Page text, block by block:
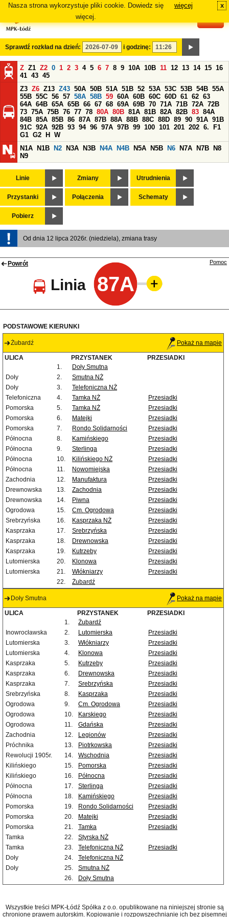
Nasza strona wykorzystuje pliki cookie. Dowiedz się
więcej.
więcej x
Sprawdź rozkład na dzień: i godzinę:
Z Z1 Z2 0 1 2 3 4 5 6 7 8 9 10A 10B 11 12 13 14 15 16
41 43 45
Z3 Z6 Z13 Z43 50A 50B 51A 51B 52 53A 53C 53B 54B 55A
55B 55C 56 57 58A 58B 59 60A 60B 60C 60D 61 62 63
64A 64B 65A 65B 66 67 68 69A 69B 70 71A 71B 72A 72B
73 75A 75B 76 77 78 80A 80B 81A 81B 82A 82B 83 84A
84B 85A 85B 86 87A 87B 88A 88B 88C 88D 89 90 91A 91B
91C 92A 92B 93 94 96 97A 97B 99 100 101 201 202 6.
F1
G1 G2 H
W
N1A
N1B N2 N3A N3B N4A N4B N5A N5B N6 N7A N7B
N8
N9
Linie Zmiany Utrudnienia
Przystanki Połączenia Schematy
Pobierz
Od dnia 12 lipca 2026r. (niedziela), zmiana trasy
Powrót
Linia 87A
Pomoc
PODSTAWOWE KIERUNKI
Żubardź Pokaż na mapie
ULICA PRZYSTANEK
PRZESIADKI
1.
Doły Smutna
Doły
2.
Smutna NŻ
Doły
3.
Telefoniczna NŻ
Telefoniczna
4. Tamka NŻ
Przesiadki
Pomorska
5. Tamka NŻ
Przesiadki
Pomorska
6. Matejki
Przesiadki
Pomorska
7. Rondo Solidarności
Przesiadki
Północna
8. Kamińskiego
Przesiadki
Północna
9. Sterlinga
Przesiadki
Północna
10. Kilińskiego NŻ
Przesiadki
Północna
11. Nowomiejska
Przesiadki
Zachodnia
12. Manufaktura
Przesiadki
Drewnowska
13. Zachodnia
Przesiadki
Drewnowska
14. Piwna
Przesiadki
Ogrodowa
15. Cm. Ogrodowa
Przesiadki
Srebrzyńska
16. Kasprzaka NŻ
Przesiadki
Kasprzaka
17. Srebrzyńska
Przesiadki
Kasprzaka
18. Drewnowska
Przesiadki
Kasprzaka
19. Kutrzeby
Przesiadki
Lutomierska
20. Klonowa
Przesiadki
Lutomierska
21. Włókniarzy
Przesiadki
22.
Żubardź
Doły Smutna Pokaż na mapie
ULICA PRZYSTANEK
PRZESIADKI
1.
Żubardź
Inowrocławska
2. Lutomierska
Przesiadki
Lutomierska
3. Włókniarzy
Przesiadki
Lutomierska
4. Klonowa
Przesiadki
Kasprzaka
5. Kutrzeby
Przesiadki
Kasprzaka
6. Drewnowska
Przesiadki
Kasprzaka
7. Srebrzyńska
Przesiadki
Srebrzyńska
8. Kasprzaka
Przesiadki
Ogrodowa
9. Cm. Ogrodowa
Przesiadki
Ogrodowa
10. Karskiego
Przesiadki
Ogrodowa
11. Gdańska
Przesiadki
Zachodnia
12. Legionów
Przesiadki
Próchnika
13. Piotrkowska
Przesiadki
Rewolucji 1905r.
14. Wschodnia
Przesiadki
Kilińskiego
15. Pomorska
Przesiadki
Kilińskiego
16. Północna
Przesiadki
Północna
17. Sterlinga
Przesiadki
Północna
18. Kamińskiego
Przesiadki
Pomorska
19. Rondo Solidarności
Przesiadki
Pomorska
20. Matejki
Przesiadki
Pomorska
21. Tamka
Przesiadki
Tamka
22.
Styrska NŻ
Tamka
23. Telefoniczna NŻ
Przesiadki
Doły
24.
Telefoniczna NŻ
Doły
25.
Smutna NŻ
26.
Doły Smutna
Wszystkie treści MPK-Łódź Spółka z o.o. opublikowane na niniejszej stronie są
chronione prawem autorskim. Kopiowanie i rozpowszechnianie ich bez pisemnej